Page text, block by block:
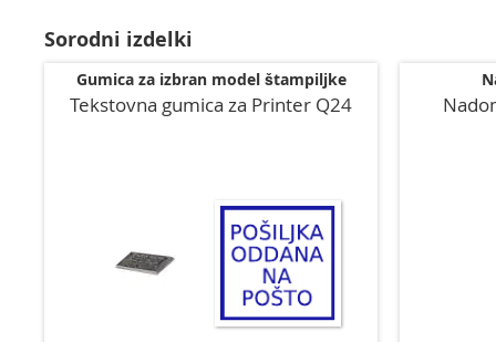
galerije
Sorodni izdelki
Gumica za izbran model štampiljke
Tekstovna gumica za Printer Q24